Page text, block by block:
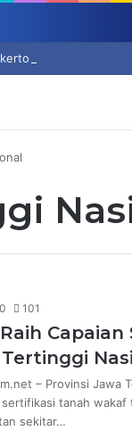
0 101
Capaian
– Provinsi Jawa
tanah wakaf
sekitar…